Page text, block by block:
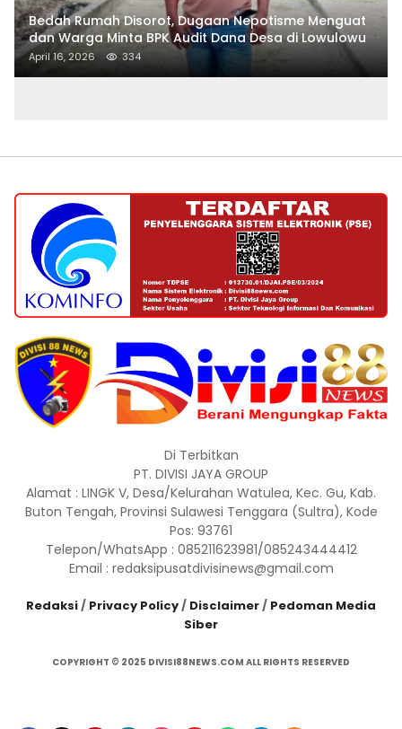
Bedah Rumah Disorot, Dugaan Nepotisme Menguat
dan Warga Minta BPK Audit Dana Desa di Lowulowu
April 16, 2026 334
Di Terbitkan
PT. DIVISI JAYA GROUP
Alamat : LINGK V, Desa/Kelurahan Watulea, Kec. Gu, Kab.
Buton Tengah, Provinsi Sulawesi Tenggara (Sultra), Kode
Pos: 93761
Telepon/WhatsApp : 085211623981/085243444412
Email : redaksipusatdivisinews@gmail.com
Redaksi/ Privacy Policy/ Disclaimer/ Pedoman Media
Siber
COPYRIGHT © 2025 DIVISI88NEWS.COM ALL RIGHTS RESERVED